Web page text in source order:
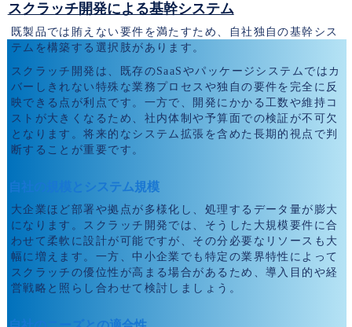
スクラッチ開発による基幹システム
既製品では賄えない要件を満たすため、自社独自の基幹シス
テムを構築する選択肢があります。
スクラッチ開発は、既存のSaaSやパッケージシステムではカ
バーしきれない特殊な業務プロセスや独自の要件を完全に反
映できる点が利点です。一方で、開発にかかる工数や維持コ
ストが大きくなるため、社内体制や予算面での検証が不可欠
となります。将来的なシステム拡張を含めた長期的視点で判
断することが重要です。
自社の規模とシステム規模
大企業ほど部署や拠点が多様化し、処理するデータ量が膨大
になります。スクラッチ開発では、そうした大規模要件に合
わせて柔軟に設計が可能ですが、その分必要なリソースも大
幅に増えます。一方、中小企業でも特定の業界特性によって
スクラッチの優位性が高まる場合があるため、導入目的や経
営戦略と照らし合わせて検討しましょう。